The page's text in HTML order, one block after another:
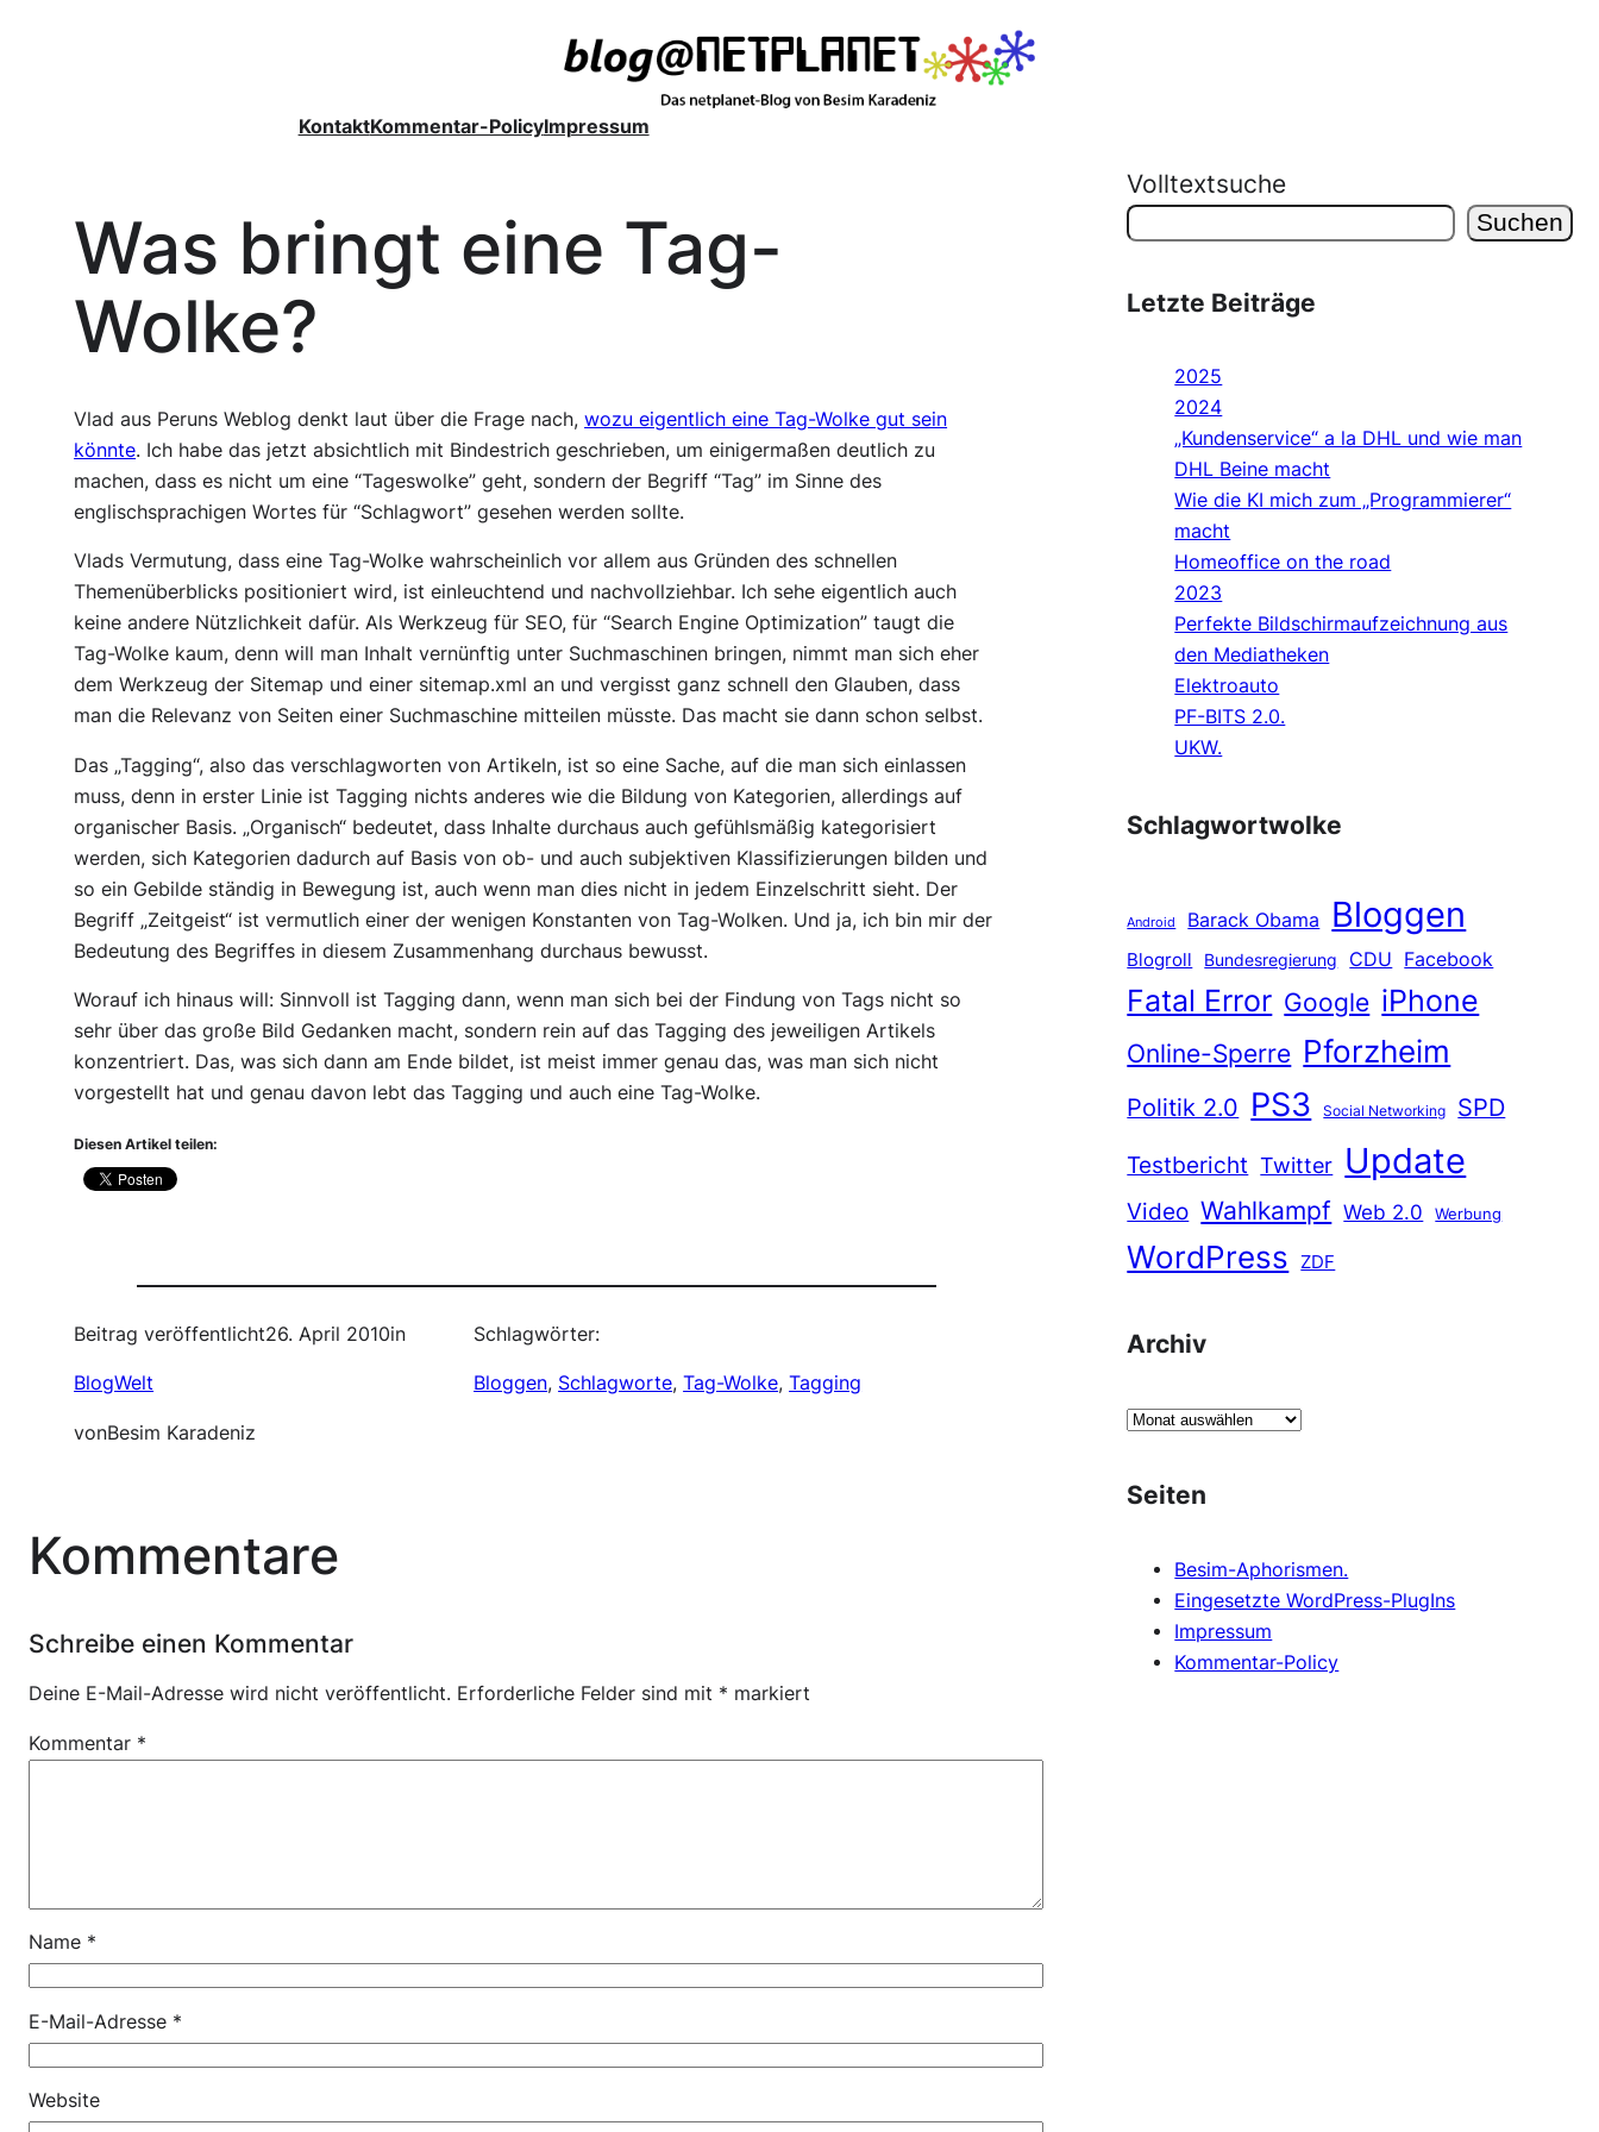
KontaktKommentar-PolicyImpressum
Was bringt eine Tag-
Wolke?
Vlad aus Peruns Weblog denkt laut über die Frage nach,wozu eigentlich eine Tag-Wolke gut sein
könnte. Ich habe das jetzt absichtlich mit Bindestrich geschrieben, um einigermaßen deutlich zu
machen, dass es nicht um eine “Tageswolke” geht, sondern der Begriff “Tag” im Sinne des
englischsprachigen Wortes für “Schlagwort” gesehen werden sollte.
Vlads Vermutung, dass eine Tag-Wolke wahrscheinlich vor allem aus Gründen des schnellen
Themenüberblicks positioniert wird, ist einleuchtend und nachvollziehbar. Ich sehe eigentlich auch
keine andere Nützlichkeit dafür. Als Werkzeug für SEO, für “Search Engine Optimization” taugt die
Tag-Wolke kaum, denn will man Inhalt vernünftig unter Suchmaschinen bringen, nimmt man sich eher
dem Werkzeug der Sitemap und einer sitemap.xml an und vergisst ganz schnell den Glauben, dass
man die Relevanz von Seiten einer Suchmaschine mitteilen müsste. Das macht sie dann schon selbst.
Das „Tagging“, also das verschlagworten von Artikeln, ist so eine Sache, auf die man sich einlassen
muss, denn in erster Linie ist Tagging nichts anderes wie die Bildung von Kategorien, allerdings auf
organischer Basis. „Organisch“ bedeutet, dass Inhalte durchaus auch gefühlsmäßig kategorisiert
werden, sich Kategorien dadurch auf Basis von ob- und auch subjektiven Klassifizierungen bilden und
so ein Gebilde ständig in Bewegung ist, auch wenn man dies nicht in jedem Einzelschritt sieht. Der
Begriff „Zeitgeist“ ist vermutlich einer der wenigen Konstanten von Tag-Wolken. Und ja, ich bin mir der
Bedeutung des Begriffes in diesem Zusammenhang durchaus bewusst.
Worauf ich hinaus will: Sinnvoll ist Tagging dann, wenn man sich bei der Findung von Tags nicht so
sehr über das große Bild Gedanken macht, sondern rein auf das Tagging des jeweiligen Artikels
konzentriert. Das, was sich dann am Ende bildet, ist meist immer genau das, was man sich nicht
vorgestellt hat und genau davon lebt das Tagging und auch eine Tag-Wolke.
Diesen Artikel teilen:
Beitrag veröffentlicht26. April 2010in
BlogWelt
vonBesim Karadeniz
Schlagwörter:
Bloggen, Schlagworte, Tag-Wolke, Tagging
Kommentare
Schreibe einen Kommentar
Deine E-Mail-Adresse wird nicht veröffentlicht. Erforderliche Felder sind mit * markiert
Kommentar *
Name *
E-Mail-Adresse *
Website
Volltextsuche
Suchen
Letzte Beiträge
2025
2024
„Kundenservice“ a la DHL und wie man
DHL Beine macht
Wie die KI mich zum „Programmierer“
macht
Homeoffice on the road
2023
Perfekte Bildschirmaufzeichnung aus
den Mediatheken
Elektroauto
PF-BITS 2.0.
UKW.
Schlagwortwolke
Android Barack Obama Bloggen
Blogroll Bundesregierung CDU Facebook
Fatal Error Google iPhone
Online-Sperre Pforzheim
Politik 2.0 PS3 Social Networking
SPD
Testbericht Twitter Update
Video Wahlkampf Web 2.0 Werbung
WordPress ZDF
Archiv
A
h
Seiten
Besim-Aphorismen.
Eingesetzte WordPress-PlugIns
Impressum
Kommentar-Policy